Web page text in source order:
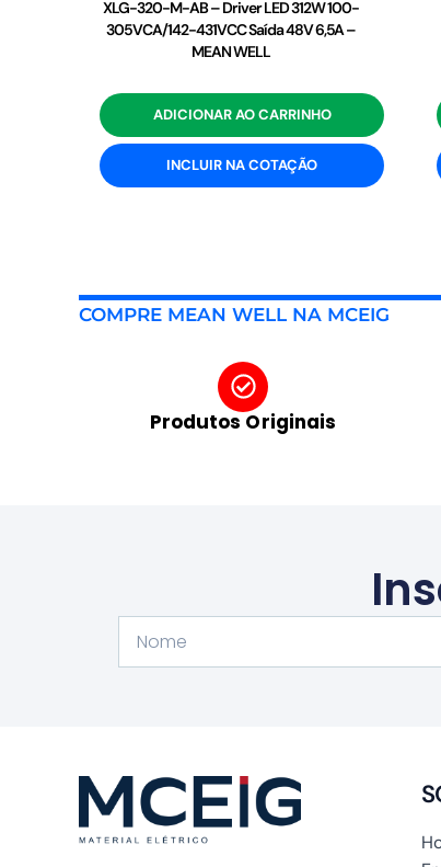
XLG-320-M-AB – Driver LED 312W 100-
305VCA/142-431VCC Saída 48V 6,5A –
MEAN WELL
ADICIONAR AO CARRINHO
INCLUIR NA COTAÇÃO
COMPRE MEAN WELL NA MCEIG
Produtos Originais